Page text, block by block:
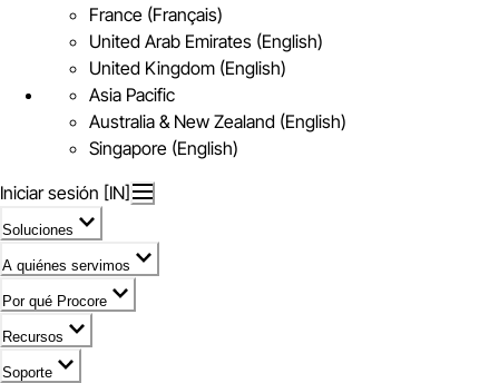
France (Français)
United Arab Emirates (English)
United Kingdom (English)
Asia Pacific
Australia & New Zealand (English)
Singapore (English)
Iniciar sesión [IN]
Soluciones
A quiénes servimos
Por qué Procore
Recursos
Soporte